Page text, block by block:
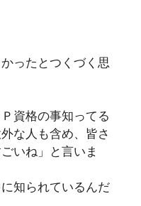
ったとつくづく思
資格の事知ってる
な人も含め、皆さ
いね」と言いま
知られているんだ